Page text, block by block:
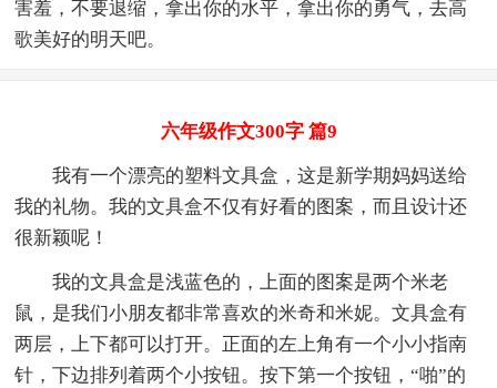
害羞，不要退缩，拿出你的水平，拿出你的勇气，去高
歌美好的明天吧。
六年级作文300字 篇9
我有一个漂亮的塑料文具盒，这是新学期妈妈送给
我的礼物。我的文具盒不仅有好看的图案，而且设计还
很新颖呢！
我的文具盒是浅蓝色的，上面的图案是两个米老
鼠，是我们小朋友都非常喜欢的米奇和米妮。文具盒有
两层，上下都可以打开。正面的左上角有一个小小指南
针，下边排列着两个小按钮。按下第一个按钮，“啪”的